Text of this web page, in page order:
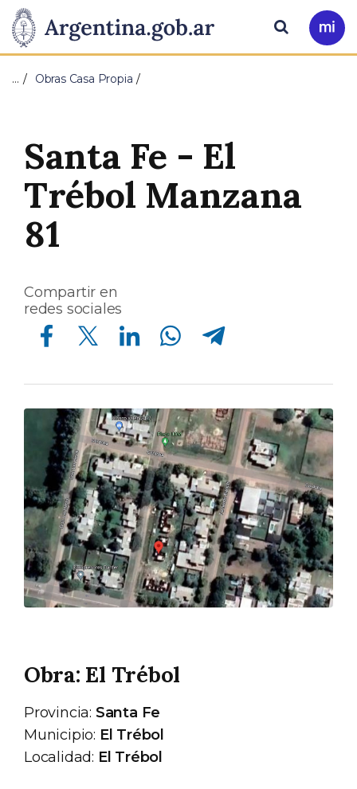
Presidencia
de
Nación
Pasar al contenido principal
Ir
a
Buscar
… Obras Casa Propia
Santa Fe - El
Trébol Manzana
81
Compartir en
redes sociales
Compartir en Facebook Compartir en Twitter Compartir en Linkedin Compartir en Whatsapp Compartir en Telegram
Obra: El Trébol
Provincia: Santa Fe
Municipio: El Trébol
Localidad: El Trébol